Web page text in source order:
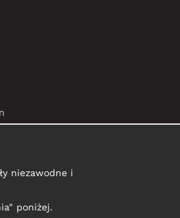
niezawodne i
poniżej.